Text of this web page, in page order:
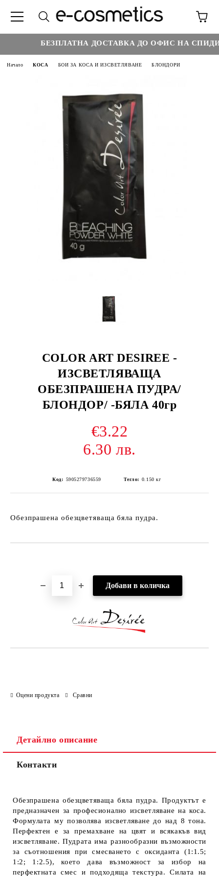
БЕЗПЛАТНА ДОСТАВКА ДО ОФИС НА СПИДИ
Начало КОСА БОИ ЗА КОСА И ИЗСВЕТЛЯВАНЕ БЛОНДОРИ
COLOR ART DESIREE -
ИЗСВЕТЛЯВАЩА
ОБЕЗПРАШЕНА ПУДРА/
БЛОНДОР/ -БЯЛА 40гр
€3.22
6.30 лв.
Код: 5905279736559 Тегло: 0.150 кг
Обезпрашена обезцветяваща бяла пудра.
Оцени продукта Сравни
Детайлно описание
Контакти
Обезпрашена обезцветяваща бяла пудра. Продуктът е
предназначен за професионално изсветляване на коса.
Формулата му позволява изсветляване до над 8 тона.
Перфектен е за премахване на цвят и всякакъв вид
изсветляване. Пудрата има разнообразни възможности
за съотношения при смесването с оксиданта (1:1.5;
1:2; 1:2.5), което дава възможност за избор на
перфектната смес и подходяща текстура. Силата на